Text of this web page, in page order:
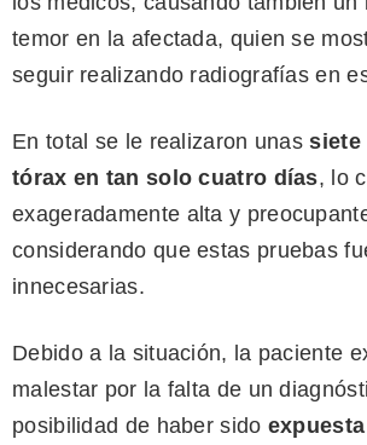
temor en la afectada, quien se
seguir realizando radiografías en
En total se le realizaron unassiete
tórax en tan solo cuatro días, lo
exageradamente alta y
considerando que estas pruebas
innecesarias.
Debido a la situación, la paciente
malestar por la falta de un
posibilidad de haber sido